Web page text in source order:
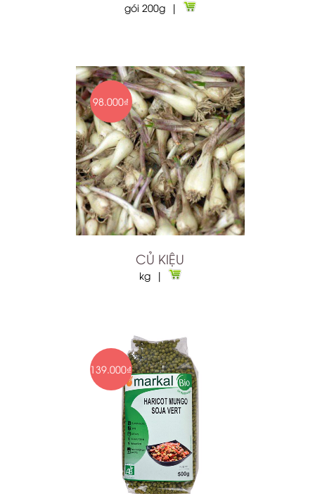
gói 200g |
98.000₫
CỦ KIỆU
kg |
139.000₫